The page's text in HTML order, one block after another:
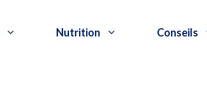
Nutrition Conseils